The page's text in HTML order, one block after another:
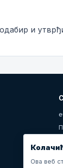
и
Ова веб